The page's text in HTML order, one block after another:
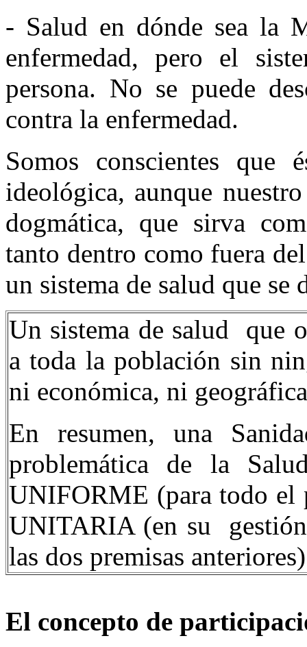
- Salud en dónde sea la
enfermedad, pero el
persona. No se puede
contra la enfermedad.
Somos conscientes que
ideológica, aunque
dogmática, que sirva
tanto dentro como fuera
un sistema de salud que se
Un sistema de salud que
a toda la población sin
ni económica, ni
En resumen, una
problemática de la
UNIFORME (para todo el
UNITARIA (en su
las dos premisas
El concepto de